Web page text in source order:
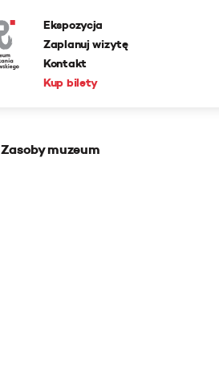
Ekspozycja
Zaplanuj wizytę
Kontakt
Kup bilety
Zasoby muzeum